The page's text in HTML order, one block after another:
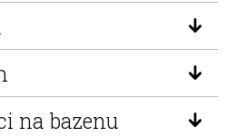
na bazenu